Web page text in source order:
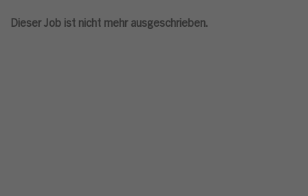
Dieser Job ist nicht mehr ausgeschrieben.